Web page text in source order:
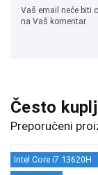
Vaš email neće biti
na Vaš komentar
Često
Preporučeni
Intel Core i7 13620H